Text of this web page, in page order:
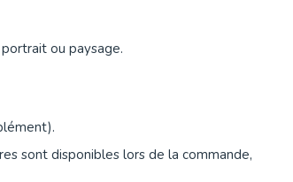
ou paysage.
sont disponibles lors de la commande,